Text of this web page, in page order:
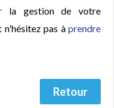
la gestion de votre
pas àprendre
Retour